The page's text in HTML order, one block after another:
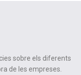
sobre els diferents
de les empreses.